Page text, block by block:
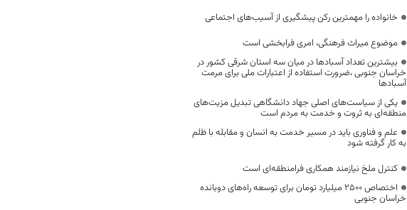
خانواده را مهمترین رکن پیشگیری از آسیب‌های اجتماعی
موضوع میراث فرهنگی، امری فرابخشی است
بیشترین تعداد آسبادها در میان سه استان شرقی کشور در
خراسان جنوبی ،ضرورت استفاده از اعتبارات ملی برای مرمت
آسبادها
یکی از سیاست‌های اصلی جهاد دانشگاهی تبدیل مزیت‌های
منطقه‌ای به ثروت و خدمت به مردم است
علم و فناوری باید در مسیر خدمت به انسان و مقابله با ظلم
به کار گرفته شود
کنترل ملخ نیازمند همکاری فرامنطقه‌ای است
اختصاص 2500 میلیارد تومان برای توسعه راه‌های دوبانده
خراسان جنوبی